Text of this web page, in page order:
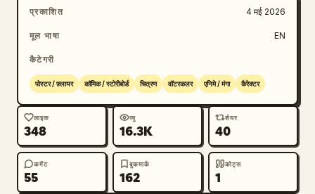
प्रकाशित 4 मई 2026
मूल भाषा EN
कैटेगरी
पोस्टर / फ़्लायर कॉमिक / स्टोरीबोर्ड चित्रण वॉटरकलर एनिमे / मंगा कैरेक्टर
लाइक
348
व्यू
16.3K
शेयर
40
कमेंट
55
बुकमार्क
162
कोट्स
1